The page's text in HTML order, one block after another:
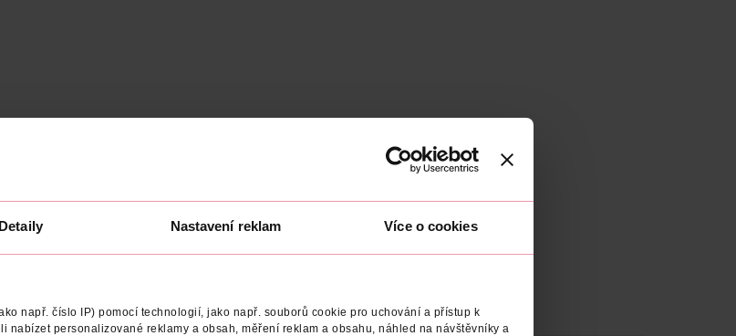
Detaily Nastavení reklam Více o cookies
např. číslo IP) pomocí technologií, jako např. souborů cookie pro uchování a přístup k
nabízet personalizované reklamy a obsah, měření reklam a obsahu, náhled na návštěvníky a